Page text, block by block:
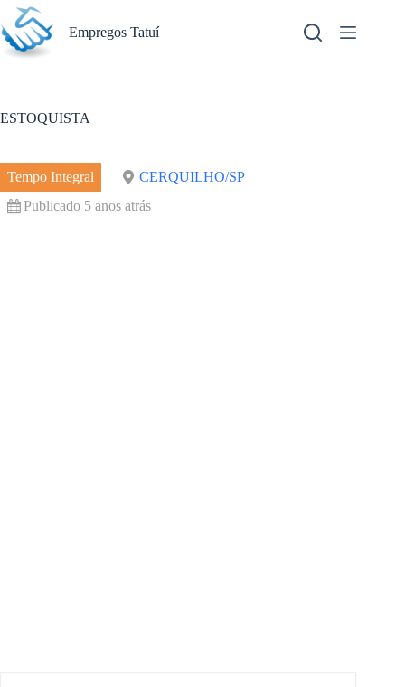
Pular
para
o
conteúdo
Empregos Tatuí
ESTOQUISTA
Tempo Integral
CERQUILHO/SP
Publicado 5 anos atrás